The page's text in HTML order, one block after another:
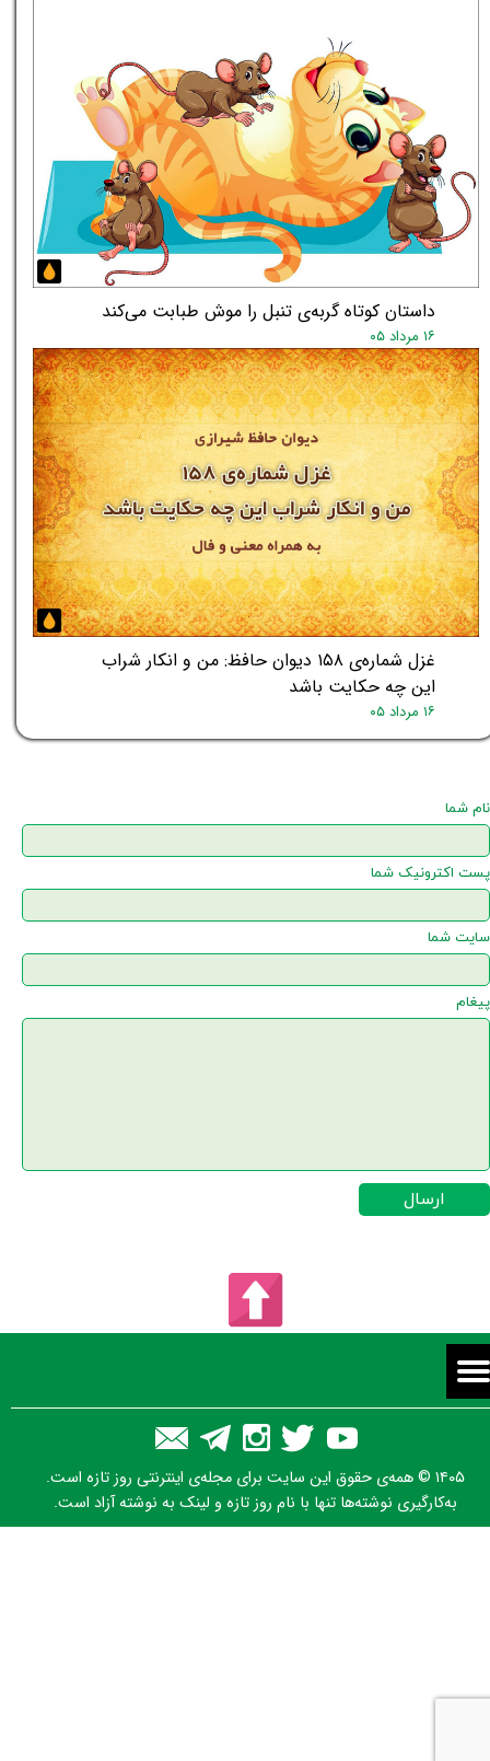
داستان کوتاه گربه‌ی تنبل را موش طبابت می‌کند
۱۶ مرداد ۰۵
غزل شماره‌ی ۱۵۸ دیوان حافظ: من و انکار شراب
این چه حکایت باشد
۱۶ مرداد ۰۵
نام شما
پست اکترونیک شما
سایت شما
پیغام
ارسال
۱۴۰۵ © همه‌ی حقوق این سایت برای مجله‌ی اینترنتی روز تازه است.
به‌کارگیری نوشته‌ها تنها با نام روز تازه و لینک به نوشته آزاد است.